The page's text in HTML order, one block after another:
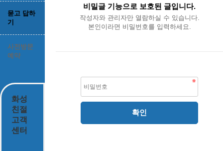
비밀글 기능으로 보호된 글입니다.
작성자와 관리자만 열람하실 수 있습니다.
본인이라면 비밀번호를 입력하세요.
묻고 답하
기
사전방문
예약
화성
친절
고객
센터